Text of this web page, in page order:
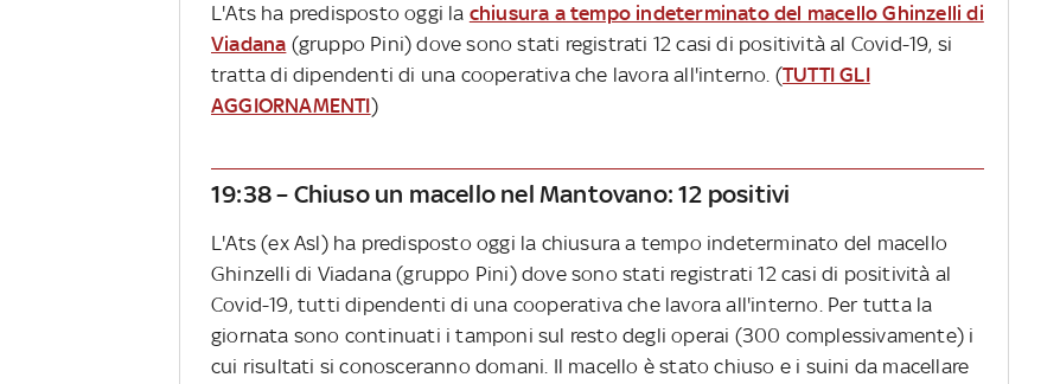
L'Ats ha predisposto oggi la chiusura a tempo indeterminato del macello Ghinzelli di
Viadana (gruppo Pini) dove sono stati registrati 12 casi di positività al Covid-19, si
tratta di dipendenti di una cooperativa che lavora all'interno. (TUTTI GLI
AGGIORNAMENTI)
19:38 – Chiuso un macello nel Mantovano: 12 positivi
L'Ats (ex Asl) ha predisposto oggi la chiusura a tempo indeterminato del macello
Ghinzelli di Viadana (gruppo Pini) dove sono stati registrati 12 casi di positività al
Covid-19, tutti dipendenti di una cooperativa che lavora all'interno. Per tutta la
giornata sono continuati i tamponi sul resto degli operai (300 complessivamente) i
cui risultati si conosceranno domani. Il macello è stato chiuso e i suini da macellare